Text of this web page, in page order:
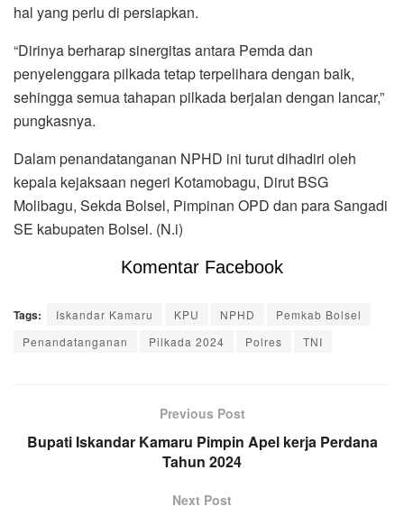
hal yang perlu di persiapkan.
“Dirinya berharap sinergitas antara Pemda dan
penyelenggara pilkada tetap terpelihara dengan baik,
sehingga semua tahapan pilkada berjalan dengan lancar,”
pungkasnya.
Dalam penandatanganan NPHD ini turut dihadiri oleh
kepala kejaksaan negeri Kotamobagu, Dirut BSG
Molibagu, Sekda Bolsel, Pimpinan OPD dan para Sangadi
SE kabupaten Bolsel. (N.i)
Komentar Facebook
Tags: Iskandar Kamaru KPU NPHD
Pemkab Bolsel
Penandatanganan
Pilkada 2024 Polres TNI
Previous Post
Bupati Iskandar Kamaru Pimpin Apel kerja Perdana
Tahun 2024
Next Post